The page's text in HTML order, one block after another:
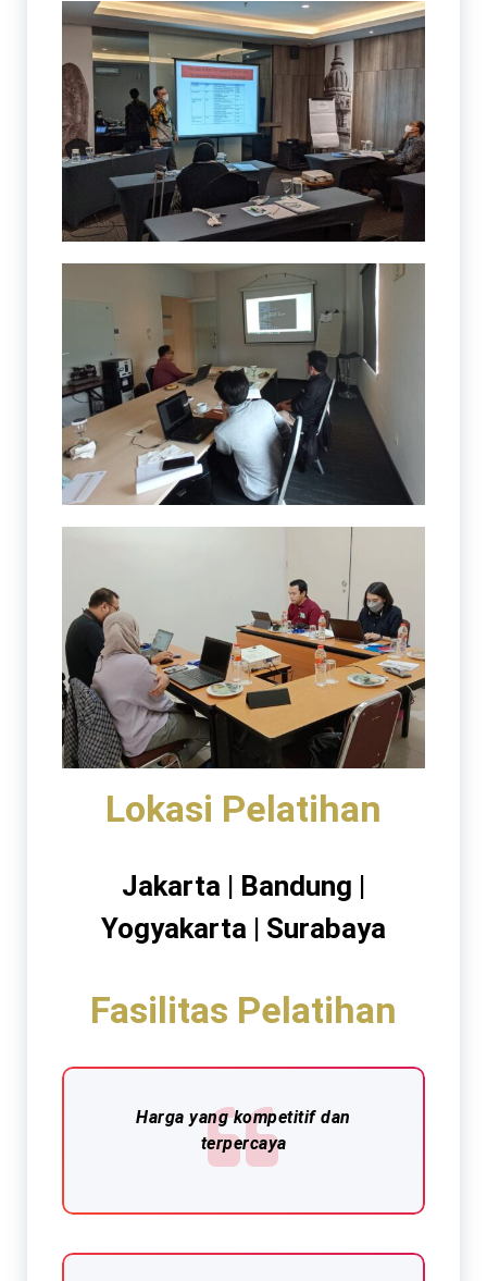
Lokasi Pelatihan
Jakarta | Bandung |
Yogyakarta | Surabaya
Fasilitas Pelatihan
Harga yang kompetitif dan
terpercaya